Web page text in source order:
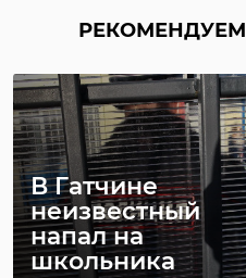
РЕКОМЕНДУЕМ
В Гатчине
неизвестный
напал на
школьника